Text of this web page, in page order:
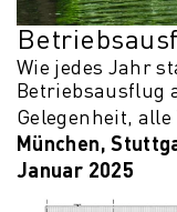
Wie jedes Jahr
Betriebsausflug
Gelegenheit, alle
München,
Januar 2025